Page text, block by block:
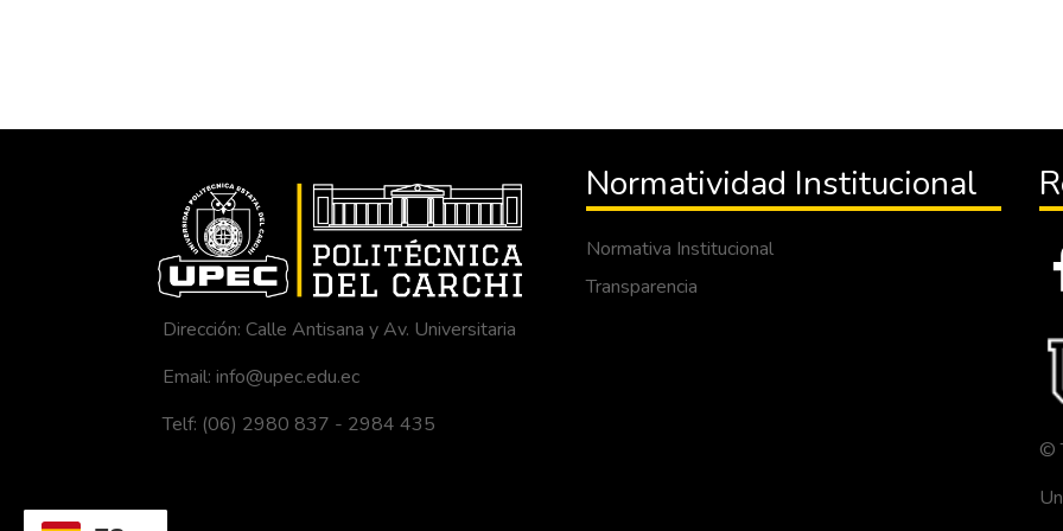
Dirección: Calle Antisana y Av. Universitaria
Email: info@upec.edu.ec
Telf: (06) 2980 837 - 2984 435
Normatividad Institucional
Normativa Institucional
Transparencia
©